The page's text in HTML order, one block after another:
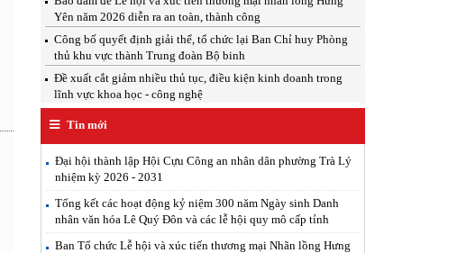
Yên năm 2026 diễn ra an toàn, thành công
Công bố quyết định giải thể, tổ chức lại Ban Chỉ huy Phòng
thủ khu vực thành Trung đoàn Bộ binh
Đề xuất cắt giảm nhiều thủ tục, điều kiện kinh doanh trong
lĩnh vực khoa học - công nghệ
Tin mới
Đại hội thành lập Hội Cựu Công an nhân dân phường Trà Lý
nhiệm kỳ 2026 - 2031
Tổng kết các hoạt động kỷ niệm 300 năm Ngày sinh Danh
nhân văn hóa Lê Quý Đôn và các lễ hội quy mô cấp tỉnh
Ban Tổ chức Lễ hội và xúc tiến thương mại Nhãn lồng Hưng